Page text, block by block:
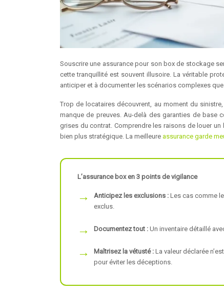
Souscrire une assurance pour son box de stockage
cette tranquillité est souvent illusoire. La véritable
anticiper et à documenter les scénarios complexes
Trop de locataires découvrent, au moment du
manque de preuves. Au-delà des garanties de base
grises du contrat. Comprendre les raisons de louer
bien plus stratégique. La meilleure assurance garde
L’assurance box en 3 points de vigilance
Anticipez les exclusions : Les cas comme
exclus.
Documentez tout : Un inventaire détaillé
Maîtrisez la vétusté : La valeur déclarée
pour éviter les déceptions.